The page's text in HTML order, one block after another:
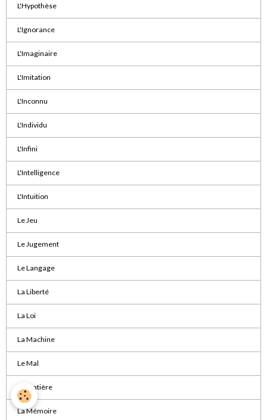
L'Hypothèse
L'Ignorance
L'Imaginaire
L'Imitation
L'Inconnu
L'Individu
L'Infini
L'Intelligence
L'Intuition
Le Jeu
Le Jugement
Le Langage
La Liberté
La Loi
La Machine
Le Mal
La Matière
La Mémoire